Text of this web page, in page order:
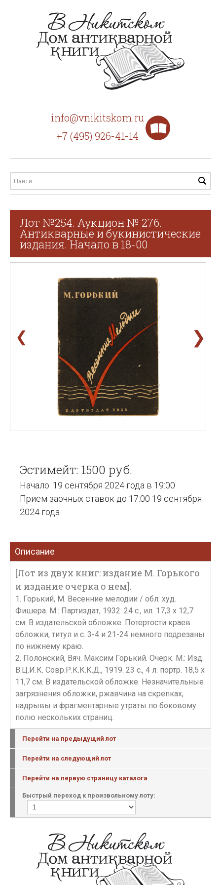
info@vnikitskom.ru
+7 (495) 926-41-14
Лот №254. Аукцион № 276.
Антикварные и букинистические
издания. Начало в 18-00
❮ ❯
Эстимейт: 1500 руб.
Начало: 19 сентября 2024 года в 19:00
Прием заочных ставок до 17:00 19 сентября
2024 года
Описание
[Лот из двух книг: издание М. Горького
и издание очерка о нем].
1. Горький, М. Весенние мелодии / обл. худ.
Фишера. М.: Партиздат, 1932. 24 с., ил. 17,3 х 12,7
см. В издательской обложке. Потертости краев
обложки, титул и с. 3-4 и 21-24 немного подрезаны
по нижнему краю.
2. Полонский, Вяч. Максим Горький. Очерк. М.: Изд.
В.Ц.И.К. Совр.Р.К.К.К.Д., 1919. 23 с., 4 л. портр. 18,5 х
11,7 см. В издательской обложке. Незначительные
загрязнения обложки, ржавчина на скрепках,
надрывы и фрагментарные утраты по боковому
полю нескольких страниц.
Перейти на предыдущий лот
Перейти на следующий лот
Перейти на первую страницу каталога
Быстрый переход к произвольному лоту: